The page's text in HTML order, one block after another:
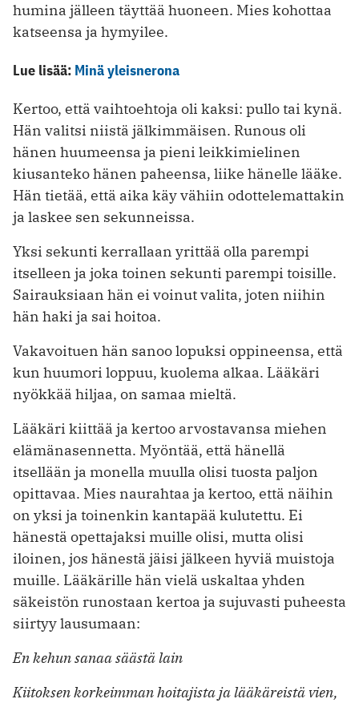
humina jälleen täyttää huoneen. Mies kohottaa
katseensa ja hymyilee.
Lue lisää: Minä yleisnerona
Kertoo, että vaihtoehtoja oli kaksi: pullo tai kynä.
Hän valitsi niistä jälkimmäisen. Runous oli
hänen huumeensa ja pieni leikkimielinen
kiusanteko hänen paheensa, liike hänelle lääke.
Hän tietää, että aika käy vähiin odottelemattakin
ja laskee sen sekunneissa.
Yksi sekunti kerrallaan yrittää olla parempi
itselleen ja joka toinen sekunti parempi toisille.
Sairauksiaan hän ei voinut valita, joten niihin
hän haki ja sai hoitoa.
Vakavoituen hän sanoo lopuksi oppineensa, että
kun huumori loppuu, kuolema alkaa. Lääkäri
nyökkää hiljaa, on samaa mieltä.
Lääkäri kiittää ja kertoo arvostavansa miehen
elämänasennetta. Myöntää, että hänellä
itsellään ja monella muulla olisi tuosta paljon
opittavaa. Mies naurahtaa ja kertoo, että näihin
on yksi ja toinenkin kantapää kulutettu. Ei
hänestä opettajaksi muille olisi, mutta olisi
iloinen, jos hänestä jäisi jälkeen hyviä muistoja
muille. Lääkärille hän vielä uskaltaa yhden
säkeistön runostaan kertoa ja sujuvasti puheesta
siirtyy lausumaan:
En kehun sanaa säästä lain
Kiitoksen korkeimman hoitajista ja lääkäreistä vien,